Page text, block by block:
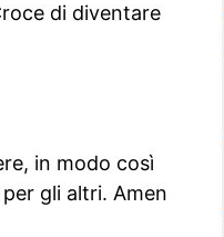
di diventare
in modo così
gli altri. Amen